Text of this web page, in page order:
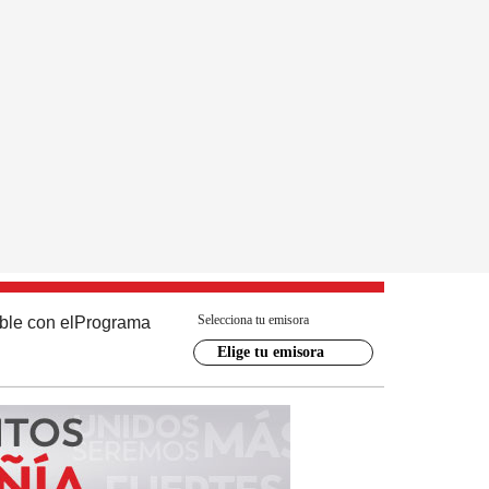
con el Programa Selecciona tu emisora
Elige tu emisora